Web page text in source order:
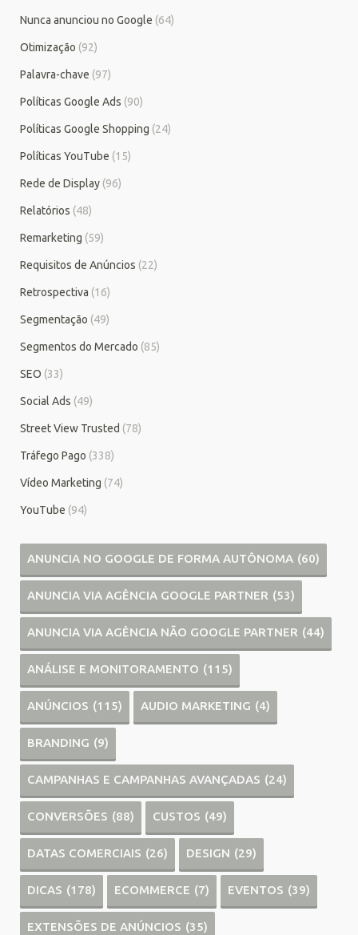
Nunca anunciou no Google (64)
Otimização (92)
Palavra-chave (97)
Políticas Google Ads (90)
Políticas Google Shopping (24)
Políticas YouTube (15)
Rede de Display (96)
Relatórios (48)
Remarketing (59)
Requisitos de Anúncios (22)
Retrospectiva (16)
Segmentação (49)
Segmentos do Mercado (85)
SEO (33)
Social Ads (49)
Street View Trusted (78)
Tráfego Pago (338)
Vídeo Marketing (74)
YouTube (94)
ANUNCIA NO GOOGLE DE FORMA AUTÔNOMA (60)
ANUNCIA VIA AGÊNCIA GOOGLE PARTNER (53)
ANUNCIA VIA AGÊNCIA NÃO GOOGLE PARTNER (44)
ANÁLISE E MONITORAMENTO (115)
ANÚNCIOS (115) AUDIO MARKETING (4)
BRANDING (9)
CAMPANHAS E CAMPANHAS AVANÇADAS (24)
CONVERSÕES (88) CUSTOS (49)
DATAS COMERCIAIS (26) DESIGN (29)
DICAS (178) ECOMMERCE (7) EVENTOS (39)
EXTENSÕES DE ANÚNCIOS (35)